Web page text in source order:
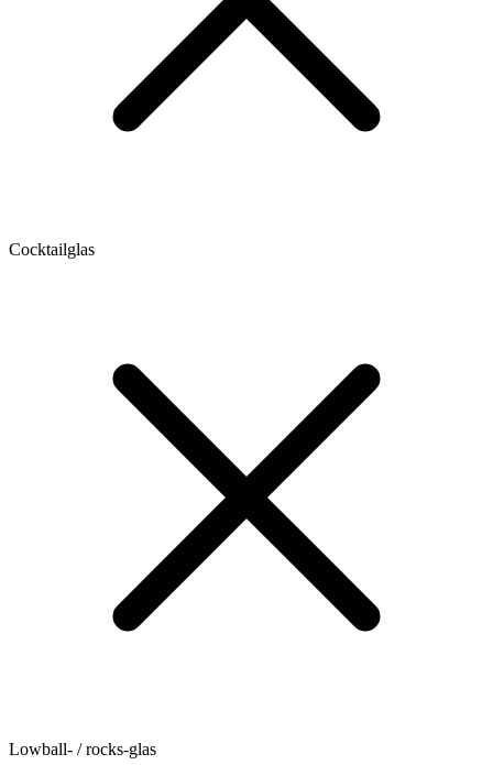
Cocktailglas
Lowball- / rocks-glas